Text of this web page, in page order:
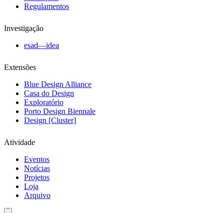
Regulamentos
Investigação
esad—idea
Extensões
Blue Design Alliance
Casa do Design
Exploratório
Porto Design Biennale
Design [Cluster]
Atividade
Eventos
Notícias
Projetos
Loja
Arquivo